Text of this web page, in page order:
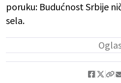
poruku: Budućnost Srbije
sela.